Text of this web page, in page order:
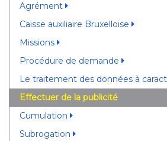
Agrément
Caisse auxiliaire Bruxelloise
Missions
Procédure de demande
Le traitement des données à
Effectuer de la publicité
Cumulation
Subrogation